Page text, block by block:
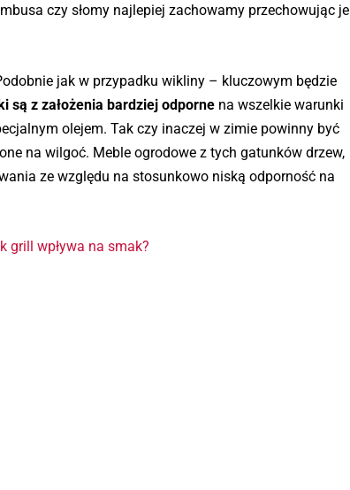
czy słomy najlepiej zachowamy przechowując je
jak w przypadku wikliny – kluczowym będzie
są z założenia bardziej odporne na wszelkie warunki
olejem. Tak czy inaczej w zimie powinny być
na wilgoć. Meble ogrodowe z tych gatunków drzew,
ze względu na stosunkowo niską odporność na
grill wpływa na smak?